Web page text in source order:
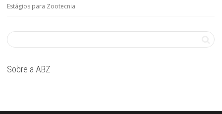
Estágios para Zootecnia
Sobre a ABZ